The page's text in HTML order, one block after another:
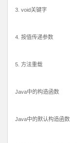
3. void关键字
4. 按值传递参数
5. 方法重载
Java中的构造函数
Java中的默认构造函数